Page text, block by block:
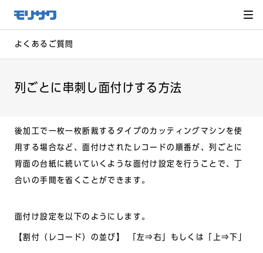
メ
ニュー
飛ばし
へ移動
よくあるご質問
列ごとに串刺し面付けする方法
後加工で一枚一枚断裁するタイプのカッティングマシンを使
用する場合など、面付けされたレコードの順番が、列ごとに
背面の台紙に続いていくような面付け設定を行うことで、丁
合いの手間を省くことができます。
面付け設定を以下のようにします。
【割付（レコード）の並び】 「左⇒右」もしくは「上⇒下」